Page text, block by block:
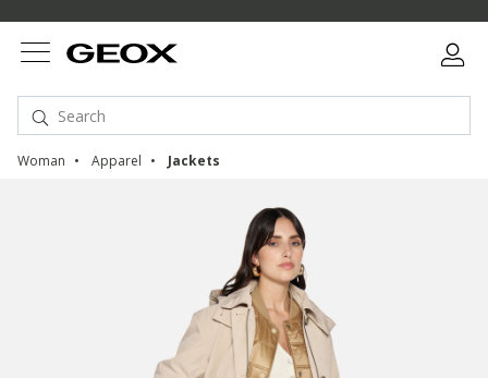
Woman Apparel Jackets